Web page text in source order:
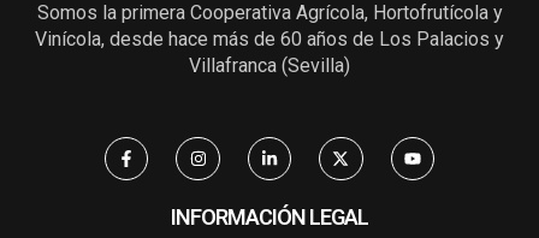
Somos la primera Cooperativa Agrícola, Hortofrutícola y
Vinícola, desde hace más de 60 años de Los Palacios y
Villafranca (Sevilla)
F
a
c
I
n
s
a
g
L
i
n
e
d
X
-
t
i
t
Y
o
u
INFORMACIÓN LEGAL